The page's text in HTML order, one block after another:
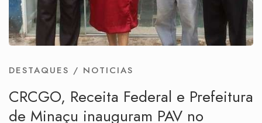
DESTAQUES / NOTICIAS
CRCGO, Receita Federal e Prefeitura
de Minaçu inauguram PAV no